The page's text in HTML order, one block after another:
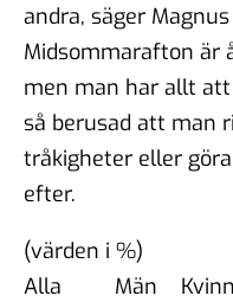
andra, säger Magnus
Midsommarafton är
men man har allt
så berusad att man
tråkigheter eller
efter.
Alla Män